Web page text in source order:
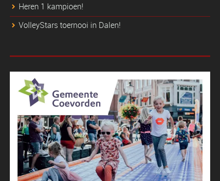
Heren 1 kampioen!
VolleyStars toernooi in Dalen!